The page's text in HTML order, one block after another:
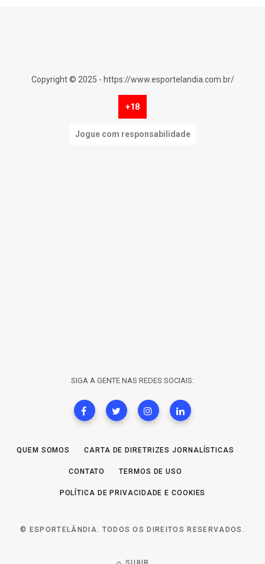
Copyright © 2025 - https://www.esportelandia.com.br/
+18
Jogue com responsabilidade
SIGA A GENTE NAS REDES SOCIAIS:
QUEM SOMOS CARTA DE DIRETRIZES JORNALÍSTICAS
CONTATO TERMOS DE USO
POLÍTICA DE PRIVACIDADE E COOKIES
© ESPORTELÂNDIA. TODOS OS DIREITOS RESERVADOS.